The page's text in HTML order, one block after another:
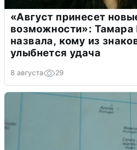
«Август принесет
возможности»: Тамара
назвала, кому из
улыбнется удача
8 августа 29